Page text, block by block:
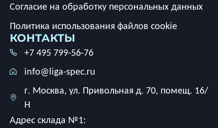
Согласие на обработку персональных данных
Политика использования файлов cookie
КОНТАКТЫ
+7 495 799-56-76
info@liga-spec.ru
г. Москва, ул. Привольная д. 70, помещ. 16/
Н
Адрес склада №1: